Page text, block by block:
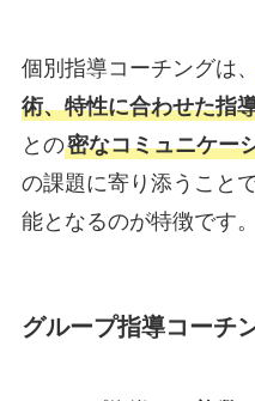
個別指導コーチングは、
術、特性に合わせた指
との密なコミュニケー
の課題に寄り添うこと
能となるのが特徴です。
グループ指導コーチ